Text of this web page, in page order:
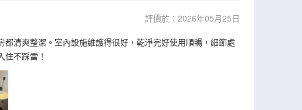
評價於：2026年05月25日
清爽整潔。室內設施維護得很好，乾淨完好使用順暢，細節處
不踩雷！